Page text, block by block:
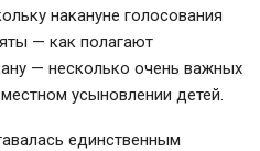
накануне голосования
— как полагают
— несколько очень важных
усыновлении детей.
единственным